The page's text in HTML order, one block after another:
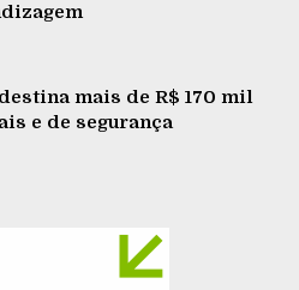
mais de R$ 170 mil
e de segurança